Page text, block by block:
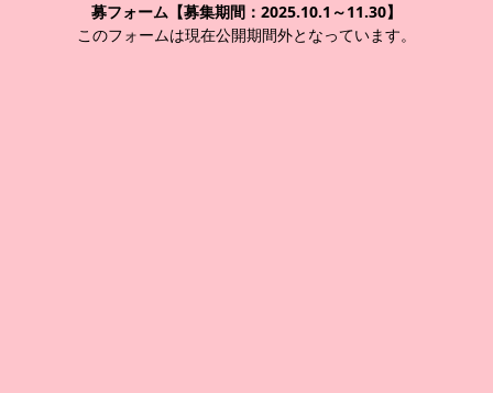
募フォーム【募集期間：2025.10.1～11.30】
このフォームは現在公開期間外となっています。